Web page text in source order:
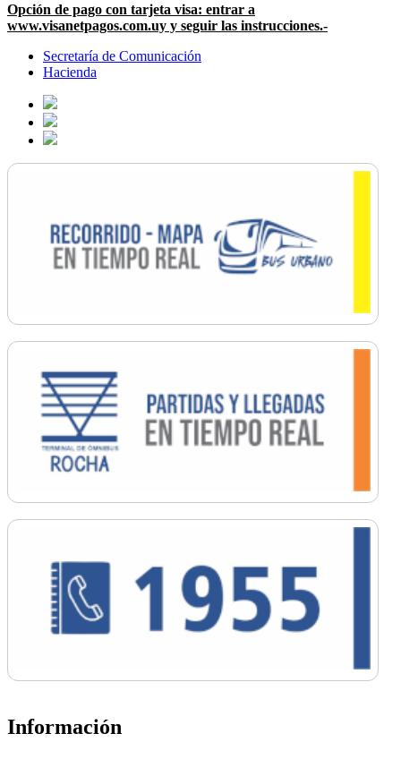
Opción de pago con tarjeta visa: entrar a
www.visanetpagos.com.uy y seguir las instrucciones.-
Secretaría de Comunicación
Hacienda
Información